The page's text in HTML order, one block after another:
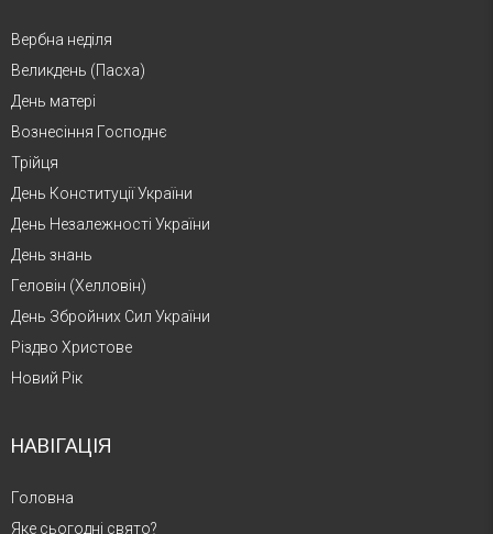
Вербна неділя
Великдень (Пасха)
День матері
Вознесіння Господнє
Трійця
День Конституції України
День Незалежності України
День знань
Геловін (Хелловін)
День Збройних Сил України
Різдво Христове
Новий Рік
НАВІГАЦІЯ
Головна
Яке сьогодні свято?